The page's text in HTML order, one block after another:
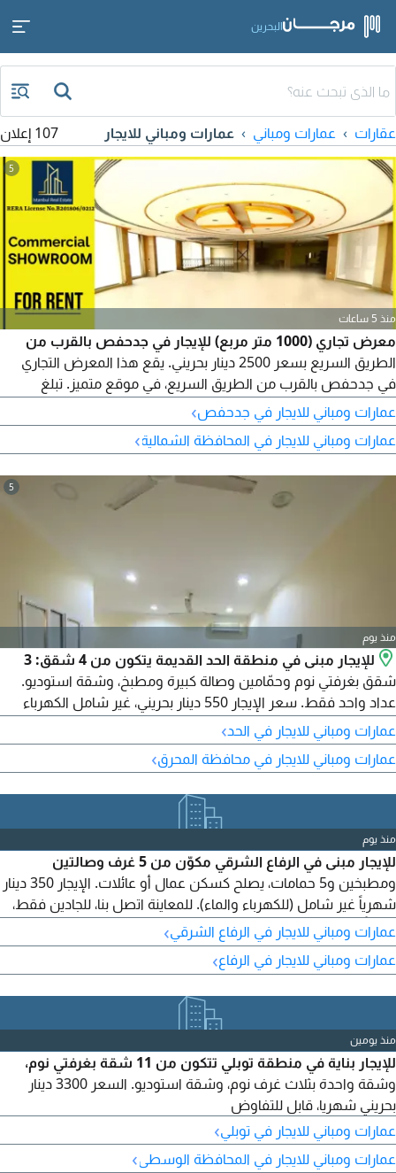
البحرين
عقارات عمارات ومباني عمارات ومباني للايجار 107 إعلان
5
منذ 5 ساعات
معرض تجاري (1000 متر مربع) للإيجار في جدحفص بالقرب من
الطريق السريع بسعر 2500 دينار بحريني. يقع هذا المعرض التجاري
في جدحفص بالقرب من الطريق السريع، في موقع متميز. تبلغ
استقبال، وغرفة مكتب، ومخزن، وحمام، ومصعد. مناسب لمعارض
السيارات، ومحلات البيع بالتجزئة، وصالات الألعاب الرياضية، ومعارض
عمارات ومباني للايجار في جدحفص›
عمارات ومباني للايجار في المحافظة الشمالية›
5
منذ يوم
للإيجار مبنى في منطقة الحد القديمة يتكون من 4 شقق: 3
شقق بغرفتي نوم وحمّامين وصالة كبيرة ومطبخ، وشقة استوديو.
عداد واحد فقط. سعر الإيجار 550 دينار بحريني، غير شامل الكهرباء
والماء. عمر المبنى 4 سنوات.
عمارات ومباني للايجار في الحد›
عمارات ومباني للايجار في محافظة المحرق›
منذ يوم
للإيجار مبنى في الرفاع الشرقي مكوّن من 5 غرف وصالتين
ومطبخين و5 حمامات، يصلح كسكن عمال أو عائلات. الإيجار 350 دينار
شهرياً غير شامل (للكهرباء والماء). للمعاينة اتصل بنا، للجادين فقط،
وعذراً للوسطاء. نسعد بخدمتكم.
عمارات ومباني للايجار في الرفاع الشرقي›
عمارات ومباني للايجار في الرفاع›
منذ يومين
للإيجار بناية في منطقة توبلي تتكون من 11 شقة بغرفتي نوم،
وشقة واحدة بثلاث غرف نوم، وشقة استوديو. السعر 3300 دينار
بحريني شهريا، قابل للتفاوض
عمارات ومباني للايجار في توبلي›
عمارات ومباني للايجار في المحافظة الوسطى›